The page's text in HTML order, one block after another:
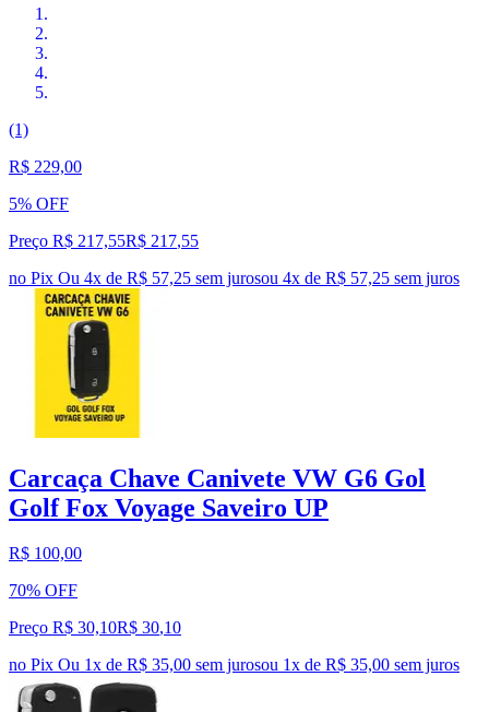
(1)
R$ 229,00
5% OFF
Preço R$ 217,55R$ 217,55
no Pix Ou 4x de R$ 57,25 sem jurosou 4x de R$ 57,25 sem juros
Carcaça Chave Canivete VW G6 Gol
Golf Fox Voyage Saveiro UP
R$ 100,00
70% OFF
Preço R$ 30,10R$ 30,10
no Pix Ou 1x de R$ 35,00 sem jurosou 1x de R$ 35,00 sem juros